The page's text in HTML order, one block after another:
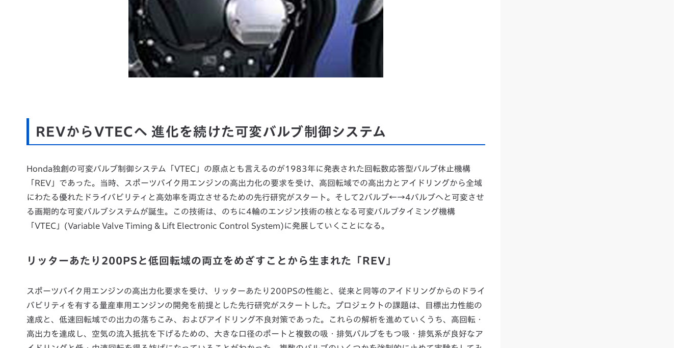
REVからVTECへ 進化を続けた可変バルブ制御システム
Honda独創の可変バルブ制御システム「VTEC」の原点とも言えるのが1983年に発表された回転数応答型バルブ休止機構
「REV」であった。当時、スポーツバイク用エンジンの高出力化の要求を受け、高回転域での高出力とアイドリングから全域
にわたる優れたドライバビリティと高効率を両立させるための先行研究がスタート。そして2バルブ←→4バルブへと可変させ
る画期的な可変バルブシステムが誕生。この技術は、のちに4輪のエンジン技術の核となる可変バルブタイミング機構
「VTEC」(Variable Valve Timing & Lift Electronic Control System)に発展していくことになる。
リッターあたり200PSと低回転域の両立をめざすことから生まれた「REV」
スポーツバイク用エンジンの高出力化要求を受け、リッターあたり200PSの性能と、従来と同等のアイドリングからのドライ
バビリティを有する量産車用エンジンの開発を前提とした先行研究がスタートした。プロジェクトの課題は、目標出力性能の
達成と、低速回転域での出力の落ちこみ、およびアイドリング不良対策であった。これらの解析を進めていくうち、高回転・
高出力を達成し、空気の流入抵抗を下げるための、大きな口径のポートと複数の吸・排気バルブをもつ吸・排気系が良好なア